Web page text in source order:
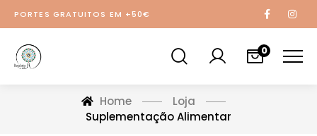
PORTES GRATUITOS EM +50€
0
Home
Loja
Suplementação Alimentar